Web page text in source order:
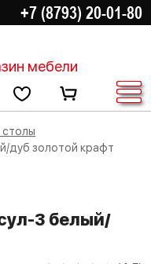
+7 (8793) 20-01-80
мебели
столы
дуб золотой крафт